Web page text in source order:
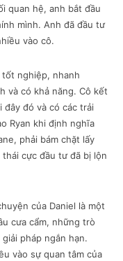
quan hệ, anh bắt đầu
mình. Anh đã đầu tư
vào cô.
nghiệp, nhanh
và có khả năng. Cô kết
đây đó và có các trải
Ryan khi định nghĩa
phải bám chặt lấy
cực đầu tư đã bị lộn
của Daniel là một
cưa cẩm, những trò
pháp ngắn hạn.
vào sự quan tâm của